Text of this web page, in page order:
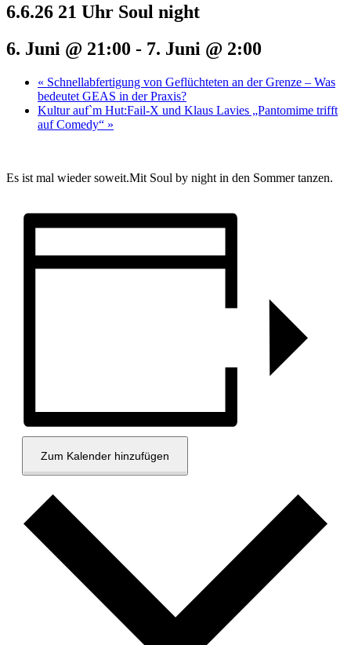
6.6.26 21 Uhr Soul night
6. Juni @ 21:00 - 7. Juni @ 2:00
« Schnellabfertigung von Geflüchteten an der Grenze – Was
bedeutet GEAS in der Praxis?
Kultur auf`m Hut:Fail-X und Klaus Lavies „Pantomime trifft
auf Comedy“ »
Es ist mal wieder soweit.Mit Soul by night in den Sommer tanzen.
Zum Kalender hinzufügen